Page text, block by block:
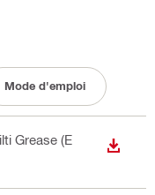
Mode d'emploi
Grease (E